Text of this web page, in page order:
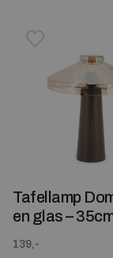
Toevoegen
Verwijderen
Tafellamp
en glas –
139,-